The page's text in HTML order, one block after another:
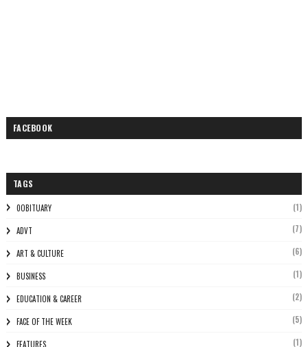
FACEBOOK
TAGS
0OBITUARY (1)
ADVT (7)
ART & CULTURE (6)
BUSINESS (1)
EDUCATION & CAREER (2)
FACE OF THE WEEK (5)
FEATURES (1)